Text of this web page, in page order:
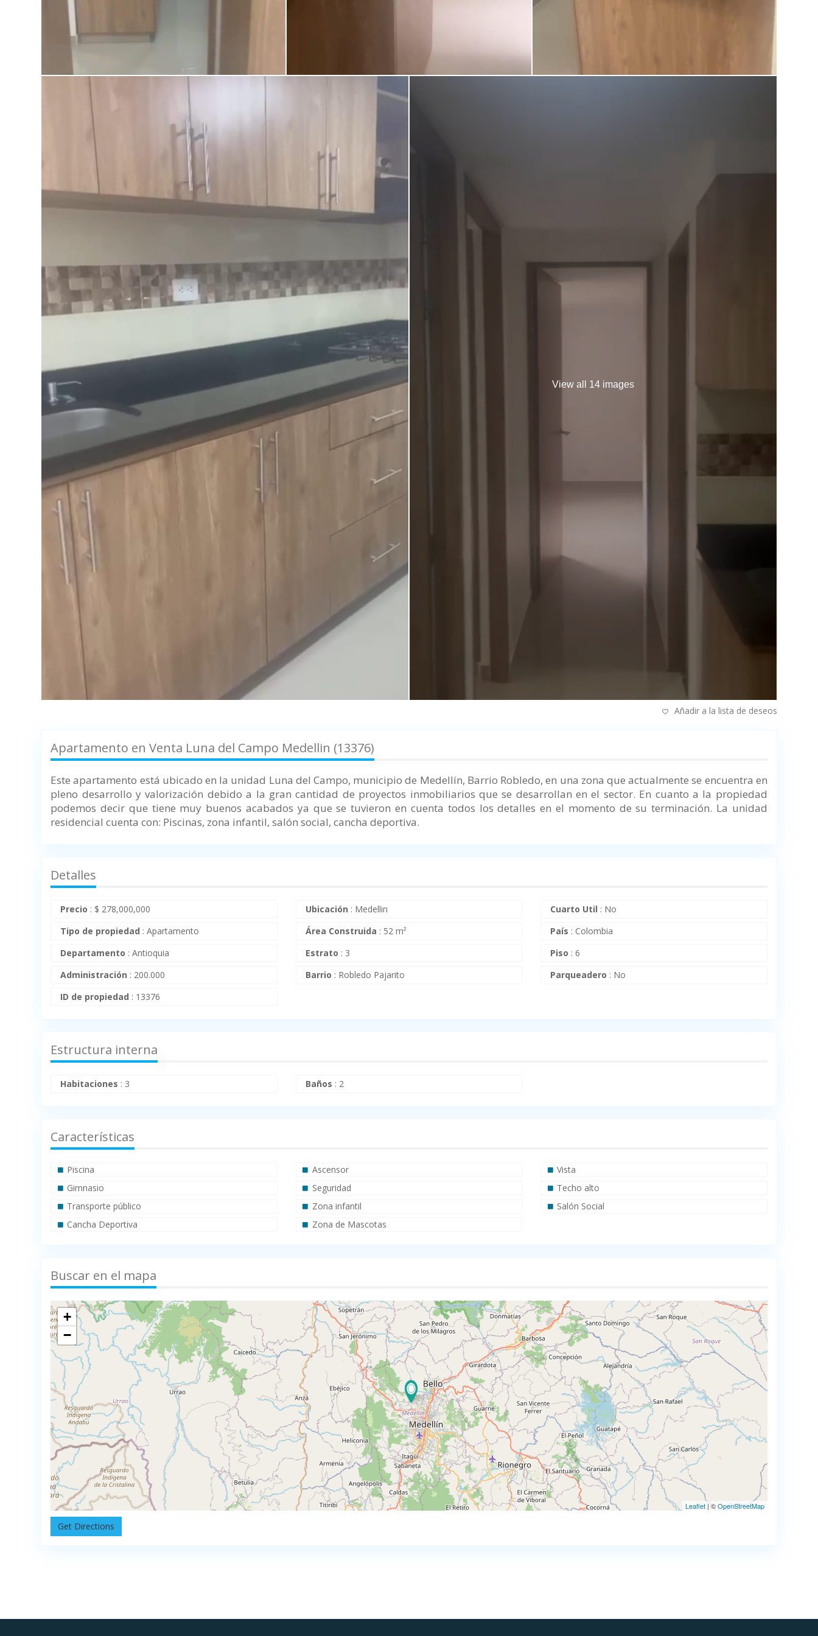
View all 14 images
Añadir a la lista de deseos
Apartamento en Venta Luna del Campo Medellin (13376)
Este apartamento está ubicado en la unidad Luna del Campo, municipio de Medellín, Barrio Robledo, en una zona que actualmente se encuentra en
pleno desarrollo y valorización debido a la gran cantidad de proyectos inmobiliarios que se desarrollan en el sector. En cuanto a la propiedad
podemos decir que tiene muy buenos acabados ya que se tuvieron en cuenta todos los detalles en el momento de su terminación. La unidad
residencial cuenta con: Piscinas, zona infantil, salón social, cancha deportiva.
Detalles
Precio : $ 278,000,000 Ubicación : Medellin Cuarto Util : No
Tipo de propiedad :Apartamento Área Construida : 52 m² País : Colombia
Departamento :Antioquia Estrato : 3 Piso :6
Administración : 200.000 Barrio : Robledo Pajarito Parqueadero : No
ID de propiedad : 13376
Estructura interna
Habitaciones : 3 Baños : 2
Características
Piscina Ascensor
Vista
Gimnasio
Seguridad
Techo alto
Transporte público
Zona infantil
Salón Social
Cancha Deportiva
Zona de Mascotas
Buscar en el mapa
+
−
Leaflet| ©OpenStreetMap
Get Directions